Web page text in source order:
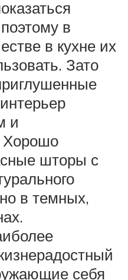
в
в кухне их
Зато
и
Хорошо
шторы с
в темных,
себя